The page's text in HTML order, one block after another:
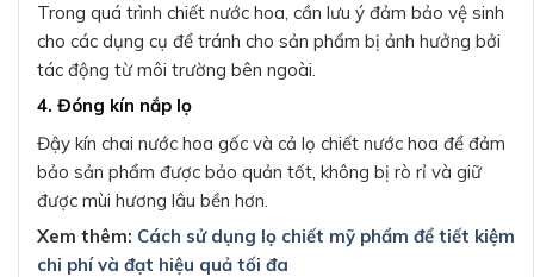
Trong quá trình chiết nước hoa, cần lưu ý đảm bảo vệ sinh
cho các dụng cụ để tránh cho sản phẩm bị ảnh hưởng bởi
tác động từ môi trường bên ngoài.
4. Đóng kín nắp lọ
Đậy kín chai nước hoa gốc và cả lọ chiết nước hoa để đảm
bảo sản phẩm được bảo quản tốt, không bị rò rỉ và giữ
được mùi hương lâu bền hơn.
Xem thêm: Cách sử dụng lọ chiết mỹ phẩm để tiết kiệm
chi phí và đạt hiệu quả tối đa